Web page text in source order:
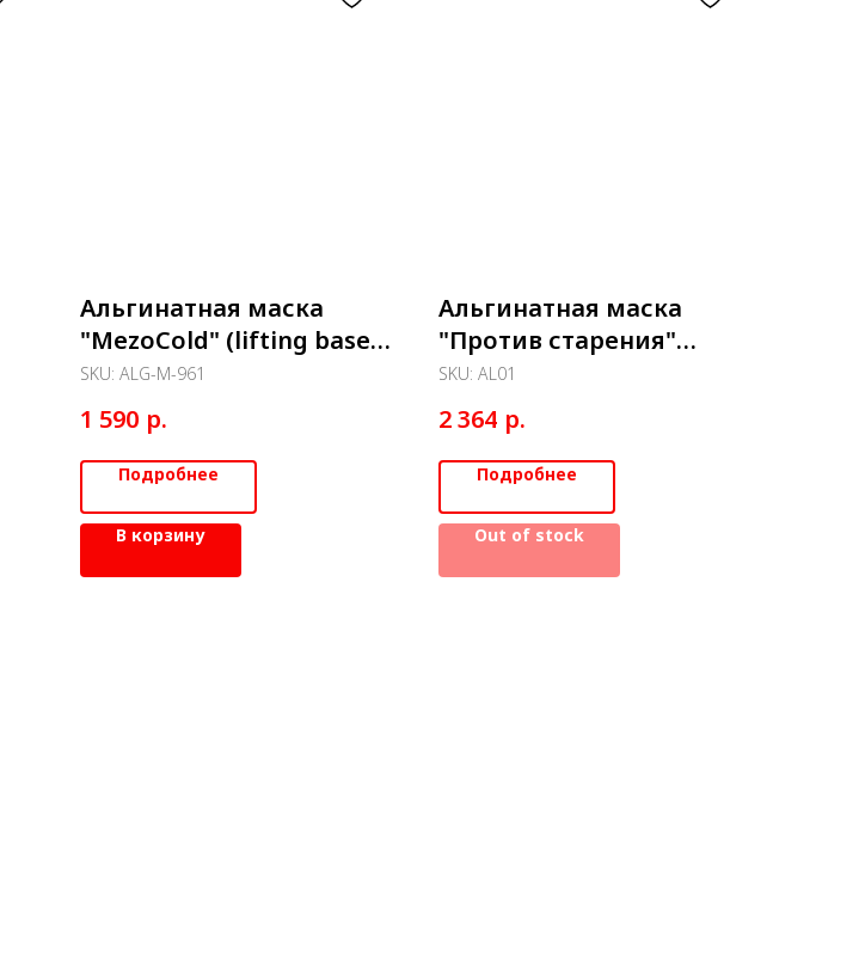
Альгинатная маска
"MezoCold" (lifting base)
- 200 г
SKU: ALG-M-961
1 590 р.
Подробнее
В корзину
Альгинатная маска
"Против старения"
Коллаген, Эластин и
Гиалуроновая кислота
(lifting base) - 200 г
SKU: AL01
2 364 р.
Подробнее
Out of stock